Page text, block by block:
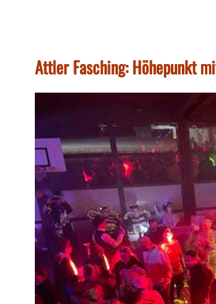
Attler Fasching: Höhepunkt